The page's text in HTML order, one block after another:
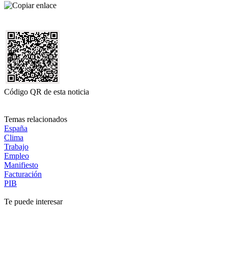
Código QR de esta noticia
Temas relacionados
España
Clima
Trabajo
Empleo
Manifiesto
Facturación
PIB
Te puede interesar